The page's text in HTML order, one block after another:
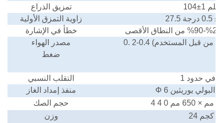
تمزيق الذراع
104±1 ملم
زاوية التمزق الأولية
درجة
خطأ في الإشارة
مصدر الهواء
ضغط
0. 2-0.4 من قبل المستخدم)
التقلب النسبي
منفذ إمداد الغاز
Φ
البولي يوريثين
حجم الصك
4 4 0 ​​مم ×
650 مم
وزن
24 كجم